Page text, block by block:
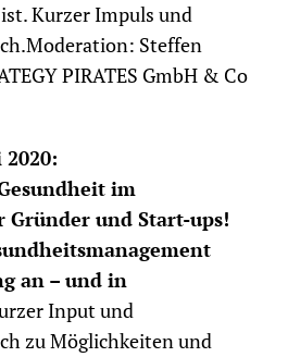
Kurzer Impuls und
Steffen
PIRATES GmbH & Co
2020:
im
und Start-ups!
an – und in
Input und
zu Möglichkeiten und